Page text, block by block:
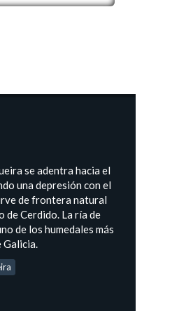
se adentra hacia el
una depresión con el
de frontera natural
de Cerdido. La ría de
de los humedales más